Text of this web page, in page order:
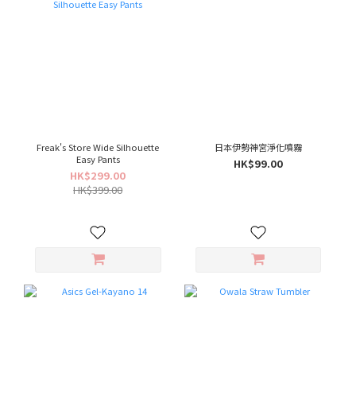
Freak's Store Wide Silhouette
Easy Pants
HK$299.00
HK$399.00
日本伊勢神宮淨化噴霧
HK$99.00